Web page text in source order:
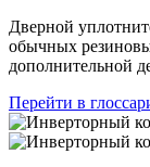
Дверной
обычных
дополнительной
Перейти в